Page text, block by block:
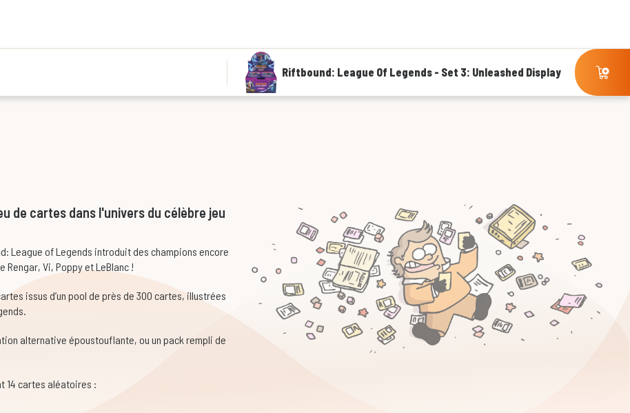
Riftbound: League Of Legends - Set 3: Unleashed Display
de cartes dans l'univers du célèbre jeu
League of Legends introduit des champions encore
Vi, Poppy et LeBlanc !
issus d’un pool de près de 300 cartes, illustrées
alternative époustouflante, ou un pack rempli de
14 cartes aléatoires :